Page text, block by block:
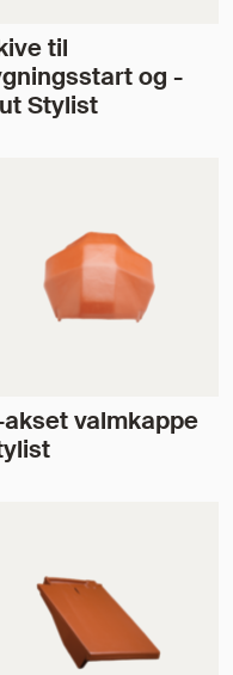
til
og -
Stylist
valmkappe